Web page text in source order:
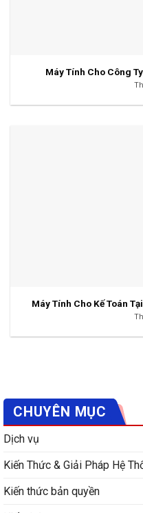
Máy Tính Cho Công
Máy Tính Cho Kế Toán
CHUYÊN MỤC
Dịch vụ
Kiến Thức & Giải Pháp Hệ
Kiến thức bản quyền